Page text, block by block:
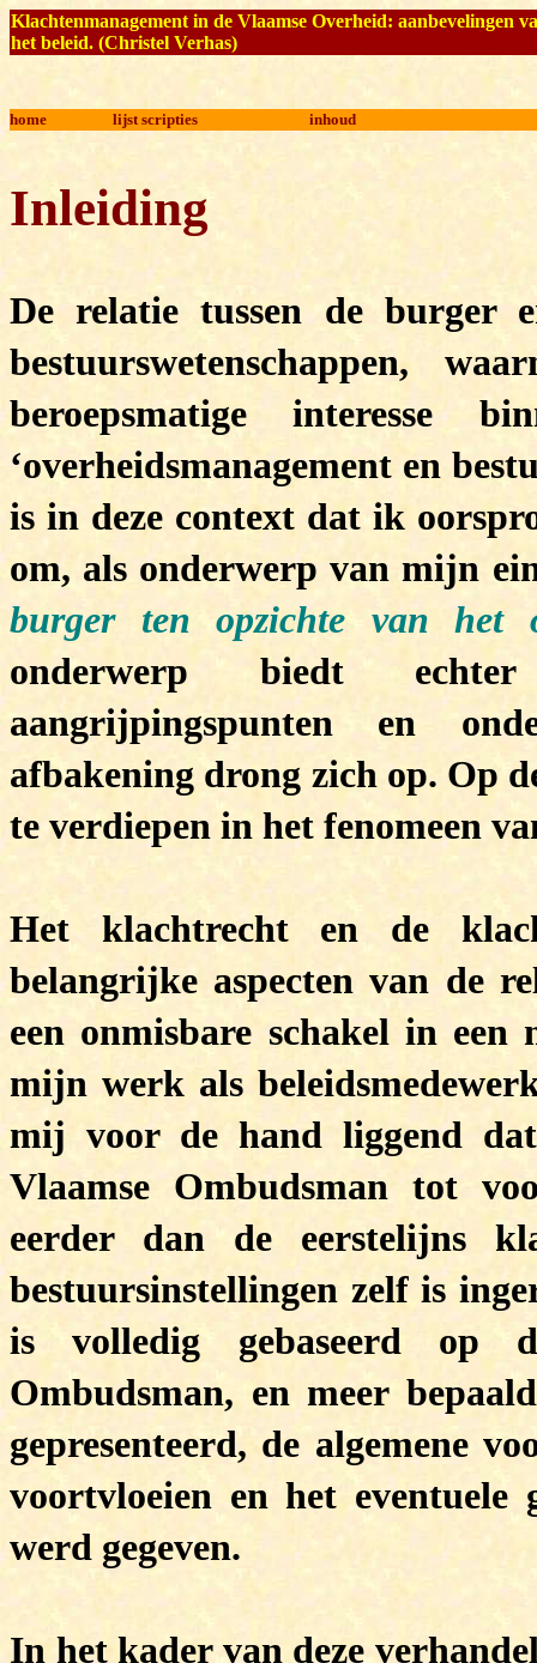
Klachtenmanagement in de Vlaamse Overheid: aanbevelingen
het beleid. (Christel Verhas)
home lijst scripties inhoud
Inleiding
De relatie tussen de burger
bestuurswetenschappen,
beroepsmatige
‘overheidsmanagement en
is in deze context dat ik
om, als onderwerp van mijn
burger ten opzichte van het
onderwerp biedt
aangrijpingspunten en
afbakening drong zich op. Op
te verdiepen in het fenomeen
Het klachtrecht en de
belangrijke aspecten van de
een onmisbare schakel in een
mijn werk als
mij voor de hand liggend
Vlaamse Ombudsman tot
eerder dan de eerstelijns
bestuursinstellingen zelf is
is volledig gebaseerd op
Ombudsman, en meer
gepresenteerd, de algemene
voortvloeien en het
werd gegeven.
In het kader van deze